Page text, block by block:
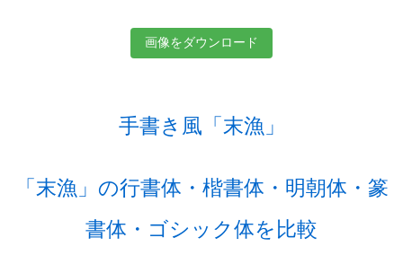
画像をダウンロード
手書き風「末漁」
「末漁」の行書体・楷書体・明朝体・篆
書体・ゴシック体を比較